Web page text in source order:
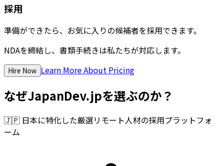
採用
準備ができたら、お気に入りの候補者を採用できます。
NDAを締結し、書類手続きは私たちが対応します。
Hire Now Learn More About Pricing
なぜJapanDev.jpを選ぶのか？
🇯🇵 日本に特化した厳選リモート人材の採用プラットフォ
ーム